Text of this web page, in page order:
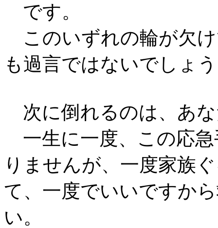
です。
このいずれの輪が欠
も過言ではないでしょ
次に倒れるのは、あ
一生に一度、この応
りませんが、一度家族
て、一度でいいですか
い。